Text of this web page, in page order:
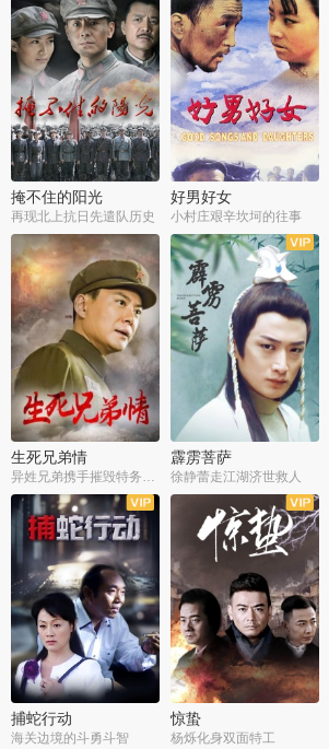
掩不住的阳光
再现北上抗日先遣队历史
好男好女
小村庄艰辛坎坷的往事
全37集
生死兄弟情
异姓兄弟携手摧毁特务阴谋
全40集
霹雳菩萨
徐静蕾走江湖济世救人
全22集
捕蛇行动
海关边境的斗勇斗智
全39集
惊蛰
杨烁化身双面特工